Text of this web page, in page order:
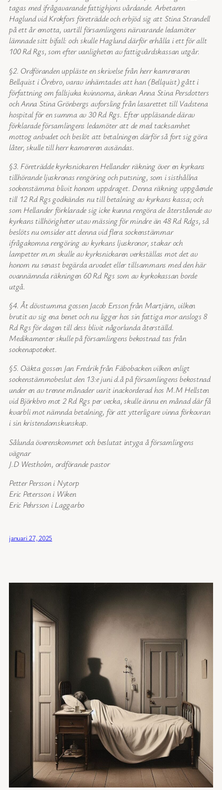
tagas med ifrågavarande fattighjons vårdande. Arbetaren
Haglund vid Krokfors företrädde och erbjöd sig att Stina Strandell
på ett år emotta, vartill församlingens närvarande ledamöter
lämnade sitt bifall: och skulle Haglund därför erhålla i ett för allt
100 Rd Rgs, som efter vanligheten av fattigvårdskassan utgår.
§2. Ordföranden uppläste en skrivelse från herr kamreraren
Bellquist i Örebro, varav inhämtades att han (Bellquist) gått i
författning om fallsjuka kvinnorna, änkan Anna Stina Persdotters
och Anna Stina Grönbergs avforsling från lasarettet till Vadstena
hospital för en summa av 30 Rd Rgs. Efter uppläsande därav
förklarade församlingens ledamöter att de med tacksamhet
mottog anbudet och beslöt att betalningen därför så fort sig göra
låter, skulle till herr kamereren avsändas.
§3. Företrädde kyrksnickaren Hellander räkning över en kyrkans
tillhörande ljuskronas rengöring och putsning, som i sisthållna
sockenstämma blivit honom uppdraget. Denna räkning uppgående
till 12 Rd Rgs godkändes nu till betalning av kyrkans kassa; och
som Hellander förklarade sig icke kunna rengöra de återstående av
kyrkans tillhörigheter utav mässing för mindre än 48 Rd Rdgs, så
beslöts nu omsider att denna vid flera sockenstämmar
ifrågakomna rengöring av kyrkans ljuskronor, stakar och
lampetter m.m skulle av kyrksnickaren verkställas mot det av
honom nu senast begärda arvodet eller tillsammans med den här
ovannämnda räkningen 60 Rd Rgs som av kyrkokassan borde
utgå.
§4. Åt dövstumma gossen Jacob Ersson från Martjärn, vilken
brutit av sig ena benet och nu ligger hos sin fattiga mor anslogs 8
Rd Rgs för dagen till dess blivit någorlunda återställd.
Medikamenter skulle på församlingens bekostnad tas från
sockenapoteket.
§5. Oäkta gossen Jan Fredrik från Fäbobacken vilken enligt
sockenstämmobeslut den 13:e juni d.å på församlingens bekostnad
under en av trenne månader varit inackorderad hos M.M Hellsten
vid Björkbro mot 2 Rd Rgs per vecka, skulle ännu en månad där få
kvarbli mot nämnda betalning, för att ytterligare vinna förkovran
i sin kristendomskunskap.
Sålunda överenskommet och beslutat intyga å församlingens
vägnar
J.D Westholm, ordförande pastor
Petter Persson i Nytorp
Eric Petersson i Wiken
Eric Pehrsson i Laggarbo
januari 27, 2025